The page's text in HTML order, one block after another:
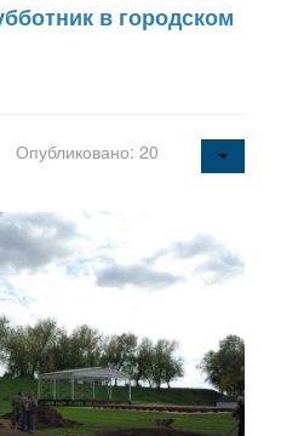
в городском
Опубликовано: 20